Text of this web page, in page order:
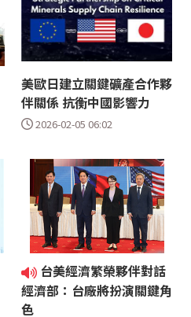
美歐日建立關鍵礦產合作夥
伴關係 抗衡中國影響力
2026-02-05 06:02
台美經濟繁榮夥伴對話
經濟部：台廠將扮演關鍵角
色